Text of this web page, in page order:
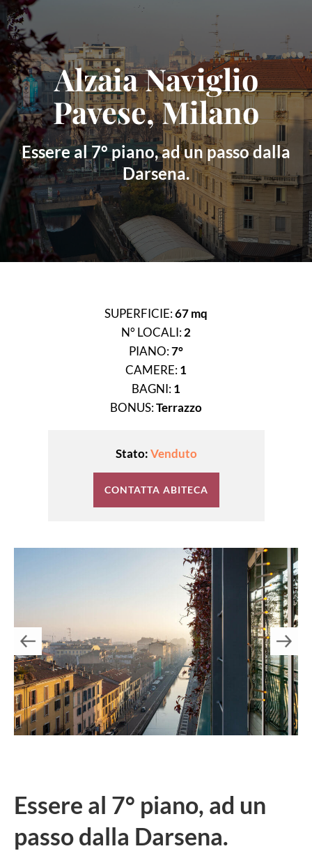
Skip
to
content
Alzaia Naviglio
Pavese, Milano
Essere al 7° piano, ad un passo dalla
Darsena.
SUPERFICIE:67 mq
N° LOCALI:2
PIANO:7°
CAMERE:1
BAGNI:1
BONUS:Terrazzo
Stato:Venduto
CONTATTA ABITECA
Essere al 7° piano, ad un
passo dalla Darsena.